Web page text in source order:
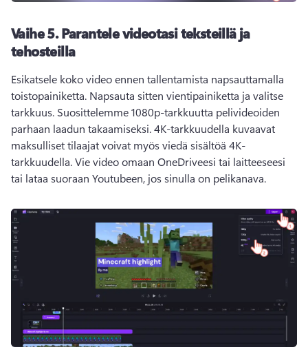
Vaihe 5. Parantele videotasi teksteillä ja
tehosteilla
Esikatsele koko video ennen tallentamista napsauttamalla
toistopainiketta. Napsauta sitten vientipainiketta ja valitse
tarkkuus. Suosittelemme 1080p-tarkkuutta pelivideoiden
parhaan laadun takaamiseksi. 4K-tarkkuudella kuvaavat
maksulliset tilaajat voivat myös viedä sisältöä 4K-
tarkkuudella. Vie video omaan OneDriveesi tai laitteeseesi
tai lataa suoraan Youtubeen, jos sinulla on pelikanava.